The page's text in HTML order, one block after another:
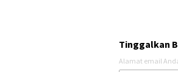
Tinggalkan
Alamat email